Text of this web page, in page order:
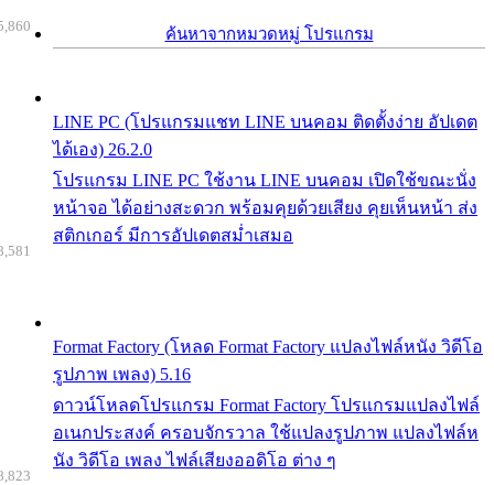
ค้นหาจากหมวดหมู่ โปรแกรม
LINE PC (โปรแกรมแชท LINE บนคอม ติดตั้งง่าย อัปเดต
ได้เอง) 26.2.0
โปรแกรม LINE PC ใช้งาน LINE บนคอม เปิดใช้ขณะนั่ง
หน้าจอ ได้อย่างสะดวก พร้อมคุยด้วยเสียง คุยเห็นหน้า ส่ง
สติกเกอร์ มีการอัปเดตสม่ำเสมอ
Format Factory (โหลด Format Factory แปลงไฟล์หนัง วิดีโอ
รูปภาพ เพลง) 5.16
ดาวน์โหลดโปรแกรม Format Factory โปรแกรมแปลงไฟล์
อเนกประสงค์ ครอบจักรวาล ใช้แปลงรูปภาพ แปลงไฟล์ห
นัง วิดีโอ เพลง ไฟล์เสียงออดิโอ ต่าง ๆ